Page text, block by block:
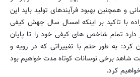
و همچنین بهبود فرآیندهای تولید باید این
با تاکید بر اینکه امسال سال جهش کیفی
تمام شاخص های کیفی خود را تا پایان
کرد: به طور حتم با تغییراتی که در رویه و
شاهد برخی نوسانات کوتاه مدت خواهیم بود
خواهیم کرد.